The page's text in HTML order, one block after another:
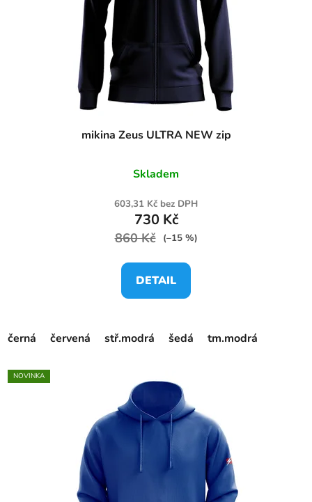
mikina Zeus ULTRA NEW zip
Skladem
603,31 Kč bez DPH
730 Kč
860 Kč (–15 %)
DETAIL
černá červená stř.modrá šedá tm.modrá
NOVINKA